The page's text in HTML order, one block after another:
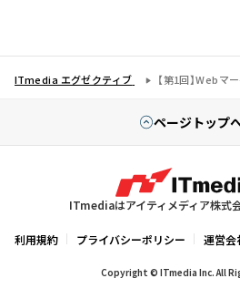
ITmedia エグゼクティブ 【第1回】Webマ
ページトップ
ITmediaはアイティメディア株式
利用規約 プライバシーポリシー 運営会
Copyright © ITmedia Inc. All